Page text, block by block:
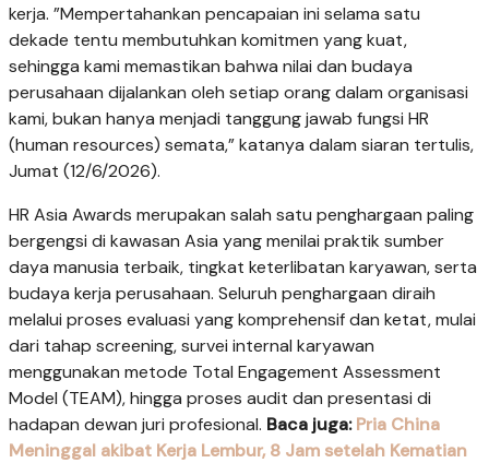
kerja. ”Mempertahankan pencapaian ini selama satu
dekade tentu membutuhkan komitmen yang kuat,
sehingga kami memastikan bahwa nilai dan budaya
perusahaan dijalankan oleh setiap orang dalam organisasi
kami, bukan hanya menjadi tanggung jawab fungsi HR
(human resources) semata,” katanya dalam siaran tertulis,
Jumat (12/6/2026).
HR Asia Awards merupakan salah satu penghargaan paling
bergengsi di kawasan Asia yang menilai praktik sumber
daya manusia terbaik, tingkat keterlibatan karyawan, serta
budaya kerja perusahaan. Seluruh penghargaan diraih
melalui proses evaluasi yang komprehensif dan ketat, mulai
dari tahap screening, survei internal karyawan
menggunakan metode Total Engagement Assessment
Model (TEAM), hingga proses audit dan presentasi di
hadapan dewan juri profesional. Baca juga: Pria China
Meninggal akibat Kerja Lembur, 8 Jam setelah Kematian